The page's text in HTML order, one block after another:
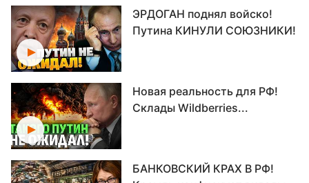
ЭРДОГАН поднял войско!
Путина КИНУЛИ СОЮЗНИКИ!
Новая реальность для РФ!
Склады Wildberries...
БАНКОВСКИЙ КРАХ В РФ!